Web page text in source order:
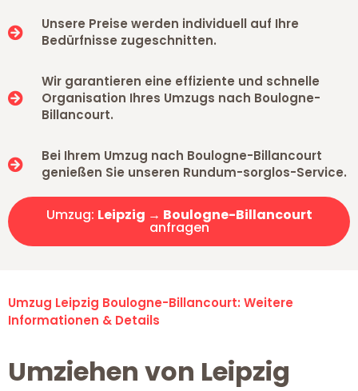
Unsere Preise werden individuell auf Ihre
Bedürfnisse zugeschnitten.
Wir garantieren eine effiziente und schnelle
Organisation Ihres Umzugs nach Boulogne-
Billancourt.
Bei Ihrem Umzug nach Boulogne-Billancourt
genießen Sie unseren Rundum-sorglos-Service.
Umzug: Leipzig → Boulogne-Billancourt
anfragen
Umzug Leipzig Boulogne-Billancourt: Weitere
Informationen & Details
Umziehen von Leipzig